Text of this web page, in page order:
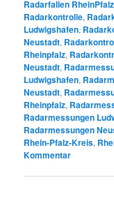
Radarfallen RheinPfalz
Radarkontrolle,
Ludwigshafen,
Neustadt,
Rheinpfalz,
Neustadt,
Ludwigshafen,
Neustadt,
Rheinpfalz,
Radarmessungen
Radarmessungen
Rhein-Pfalz-Kreis,
Kommentar